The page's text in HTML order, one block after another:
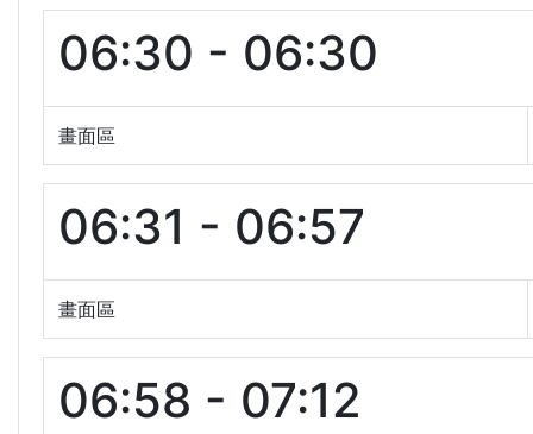
06:30 - 06:30
畫面區
06:31 - 06:57
畫面區
06:58 - 07:12